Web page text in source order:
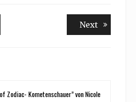
NextNext
Zodiac- Kometenschauer” von Nicole